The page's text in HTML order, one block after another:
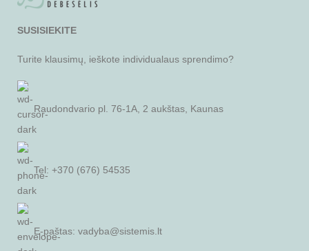
SUSISIEKITE
Turite klausimų, ieškote individualaus sprendimo?
Raudondvario pl. 76-1A, 2 aukštas, Kaunas
Tel: +370 (676) 54535
E-paštas: vadyba@sistemis.lt